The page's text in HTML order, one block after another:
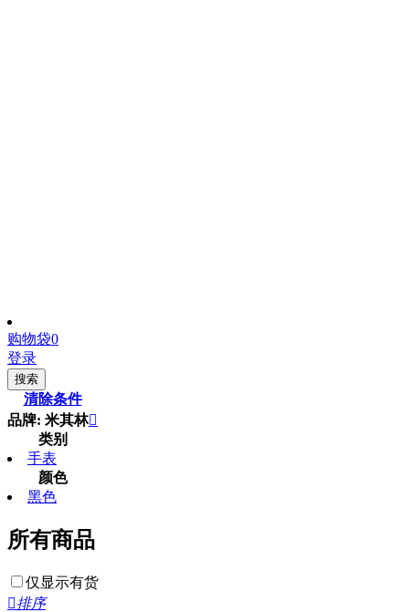
购物袋0
登录
搜索
清除条件
品牌: 米其林
类别
手表
颜色
黑色
所有商品
仅显示有货
排序